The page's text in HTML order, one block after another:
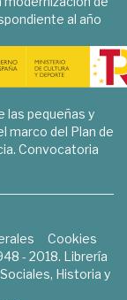
al año
las pequeñas y
marco del Plan de
Convocatoria
Cookies
- 2018. Librería
Historia y